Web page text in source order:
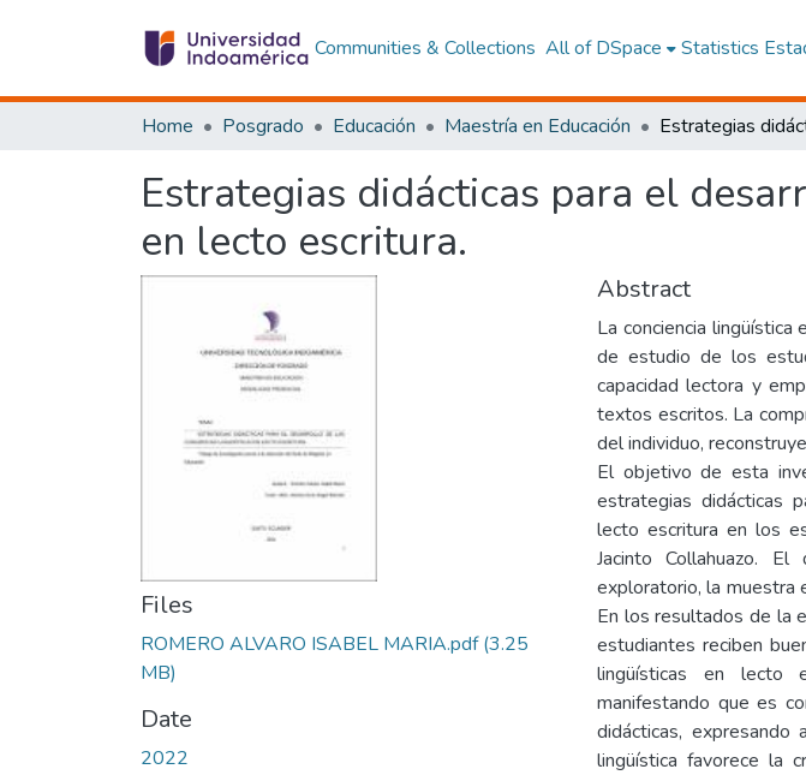
Communities & Collections All of DSpace Statistics
Home Posgrado Educación Maestría en Educación
Estrategias didácticas para el
en lecto escritura.
Files
ROMERO ALVARO ISABEL MARIA.pdf(3.25
MB)
Date
2022
Abstract
La conciencia
de estudio de los
capacidad lectora y
textos escritos. La
del individuo,
El objetivo de esta
estrategias didácticas
lecto escritura en los
Jacinto Collahuazo.
exploratorio, la muestra
En los resultados de la
estudiantes reciben
lingüísticas en lecto
manifestando que es
didácticas,
lingüística favorece la